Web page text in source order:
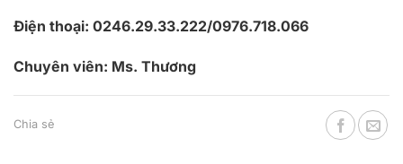
Điện thoại: 0246.29.33.222/0976.718.066
Chuyên viên: Ms. Thương
Chia sẻ